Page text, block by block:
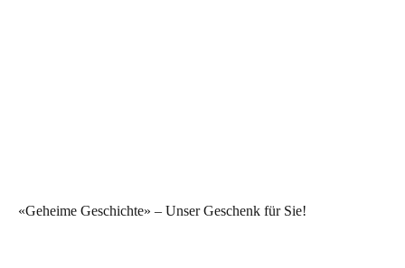
«Geheime Geschichte» – Unser Geschenk für Sie!